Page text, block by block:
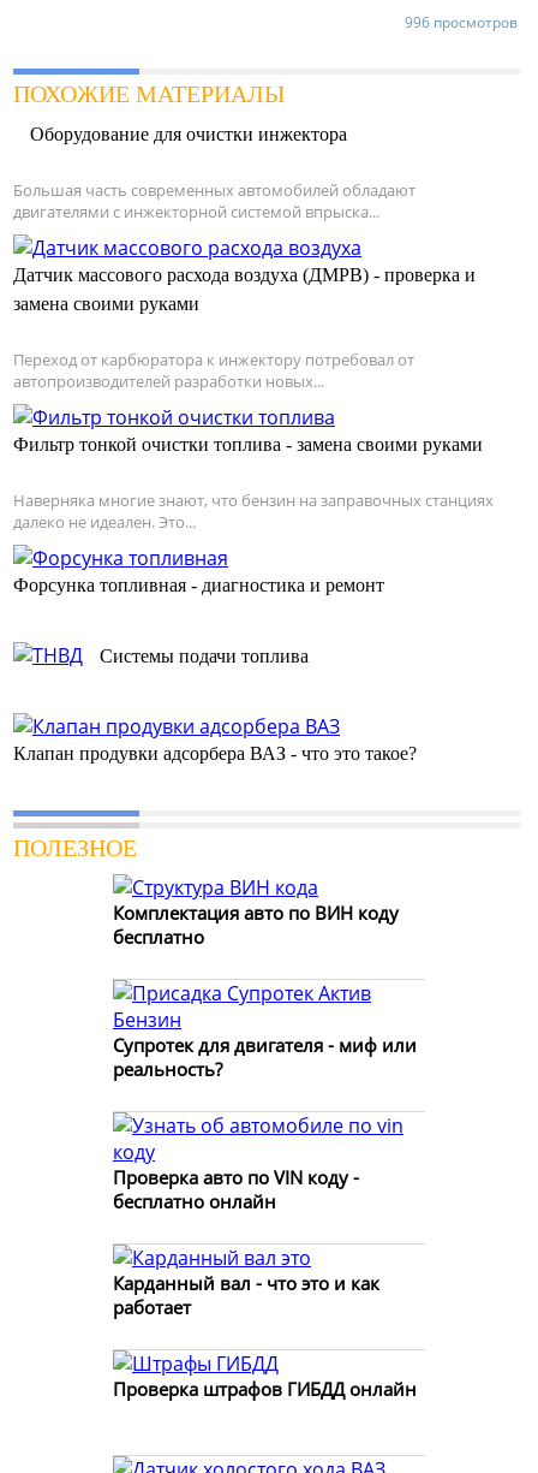
996 просмотров
ПОХОЖИЕ МАТЕРИАЛЫ
Оборудование для очистки инжектора
Большая часть современных автомобилей обладают
двигателями с инжекторной системой впрыска...
Датчик массового расхода воздуха (ДМРВ) - проверка и
замена своими руками
Переход от карбюратора к инжектору потребовал от
автопроизводителей разработки новых...
Фильтр тонкой очистки топлива - замена своими руками
Наверняка многие знают, что бензин на заправочных станциях
далеко не идеален. Это...
Форсунка топливная - диагностика и ремонт
Системы подачи топлива
Клапан продувки адсорбера ВАЗ - что это такое?
ПОЛЕЗНОЕ
Комплектация авто по ВИН коду
бесплатно
Супротек для двигателя - миф или
реальность?
Проверка авто по VIN коду -
бесплатно онлайн
Карданный вал - что это и как
работает
Проверка штрафов ГИБДД онлайн